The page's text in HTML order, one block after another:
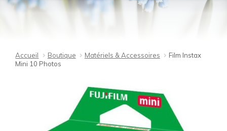
Accueil Boutique Matériels & Accessoires
Film Instax
Mini 10 Photos